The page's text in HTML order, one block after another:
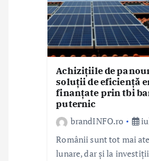
Achizițiile de
soluții de eficiență
finanțate prin tbi
puternic
brandINFO.ro
Românii sunt tot mai
lunare, dar și la